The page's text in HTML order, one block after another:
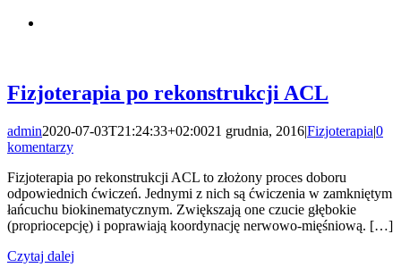
Fizjoterapia po rekonstrukcji ACL
admin2020-07-03T21:24:33+02:0021 grudnia, 2016|Fizjoterapia|0
komentarzy
Fizjoterapia po rekonstrukcji ACL to złożony proces doboru
odpowiednich ćwiczeń. Jednymi z nich są ćwiczenia w zamkniętym
łańcuchu biokinematycznym. Zwiększają one czucie głębokie
(propriocepcję) i poprawiają koordynację nerwowo-mięśniową. […]
Czytaj dalej